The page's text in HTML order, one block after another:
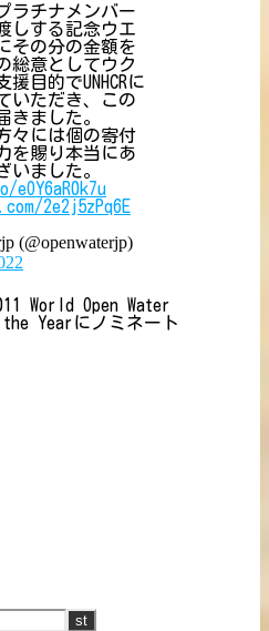
ラチナメンバー
しする記念ウエ
その分の金額を
総意としてウク
目的でUNHCRに
いただき、この
きました。
々には個の寄付
を賜り本当にあ
いました。
2e2j5zPq6E
(@openwaterjp)
World Open Water
Yearにノミネート